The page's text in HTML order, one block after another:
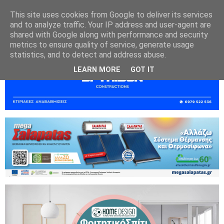
This site uses cookies from Google to deliver its services
and to analyze traffic. Your IP address and user-agent are
shared with Google along with performance and security
metrics to ensure quality of service, generate usage
statistics, and to detect and address abuse.
LEARN MORE GOT IT